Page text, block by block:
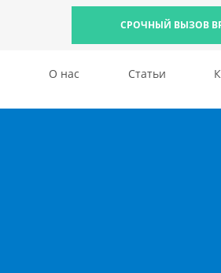
СРОЧНЫЙ ВЫЗОВ
О нас Статьи